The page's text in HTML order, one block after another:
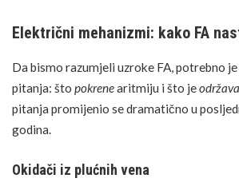
Električni mehanizmi: kako FA
Da bismo razumjeli uzroke FA, potrebno
pitanja: što pokrenearitmiju i što jeodržava
pitanja promijenio se dramatično u
godina.
Okidači iz plućnih vena